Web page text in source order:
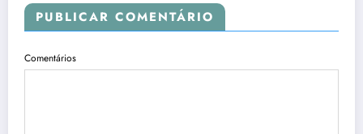
PUBLICAR COMENTÁRIO
Comentários